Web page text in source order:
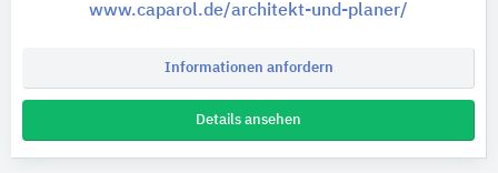
www.caparol.de/architekt-und-planer/
Informationen anfordern
Details ansehen